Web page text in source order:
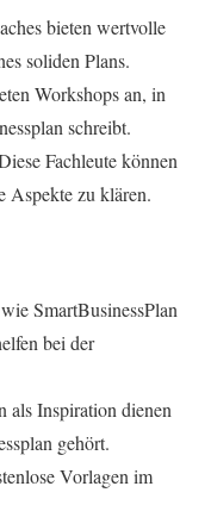
bieten wertvolle
soliden Plans.
Workshops an, in
schreibt.
Fachleute können
Aspekte zu klären.
SmartBusinessPlan
bei der
als Inspiration dienen
gehört.
Vorlagen im